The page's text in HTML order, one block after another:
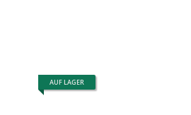
AUF LAGER